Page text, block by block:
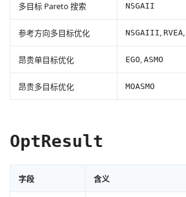
多目标 Pareto 搜索 NSGAII
参考方向多目标优化 NSGAIII, RVEA,
昂贵单目标优化 EGO, ASMO
昂贵多目标优化 MOASMO
OptResult
字段 含义